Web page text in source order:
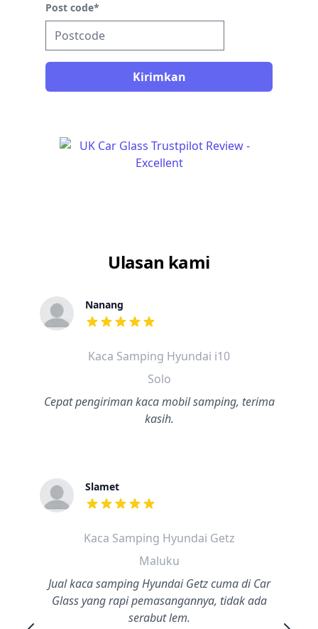
Post code*
Kirimkan
Ulasan kami
Nanang
dari ulasan adalah bintang lima
Kaca Samping Hyundai i10
Solo
Cepat pengiriman kaca mobil samping, terima
kasih.
Slamet
dari ulasan adalah bintang lima
Kaca Samping Hyundai Getz
Maluku
Jual kaca samping Hyundai Getz cuma di Car
Glass yang rapi pemasangannya, tidak ada
serabut lem.